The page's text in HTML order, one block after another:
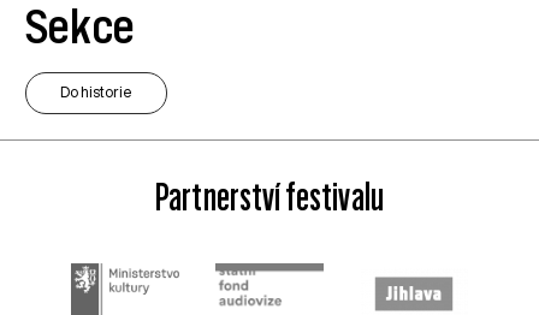
Sekce
Do historie
Partnerství festivalu